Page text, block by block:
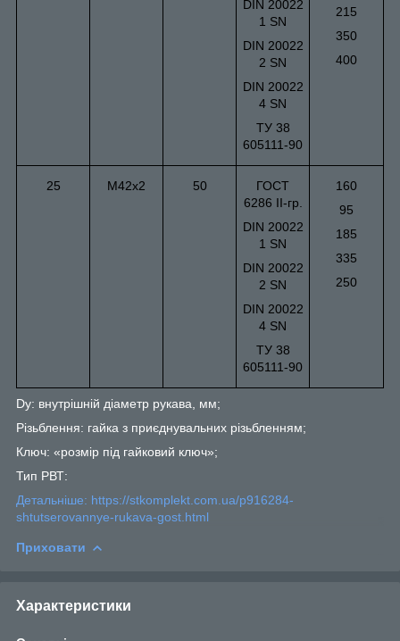
DIN 20022
1 SN
DIN 20022
2 SN
DIN 20022
4 SN
ТУ 38
605111-90
215
350
400
25 М42х2 50
ГОСТ
6286 II-гр.
DIN 20022
1 SN
DIN 20022
2 SN
DIN 20022
4 SN
ТУ 38
605111-90
160
95
185
335
250
Dy: внутрішній діаметр рукава, мм;
Різьблення: гайка з приєднувальних різьбленням;
Ключ: «розмір під гайковий ключ»;
Тип РВТ:
Детальніше: https://stkomplekt.com.ua/p916284-
shtutserovannye-rukava-gost.html
Приховати
Характеристики